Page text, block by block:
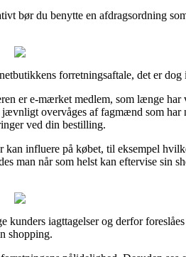
bør du benytte en afdragsordning
forretningsaftale, det er
er e-mærket medlem, som længe
overvåges af fagmænd som har
ved din bestilling.
influere på købet, til eksempel
man når som helst kan eftervise
iagttagelser og derfor
shopping.